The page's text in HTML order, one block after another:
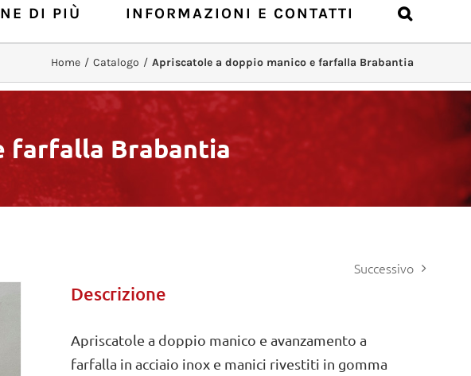
DI PIÙ INFORMAZIONI E CONTATTI
farfalla Brabantia
Home / Catalogo / Apriscatole a doppio manico e farfalla Brabantia
Successivo
Descrizione
Apriscatole a doppio manico e avanzamento a
farfalla in acciaio inox e manici rivestiti in gomma